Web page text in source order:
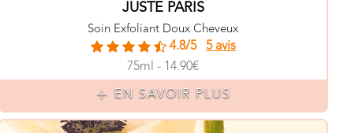
JUSTE PARIS
Soin Exfoliant Doux Cheveux
4.8/5
5 avis
75ml - 14.90€
EN SAVOIR PLUS